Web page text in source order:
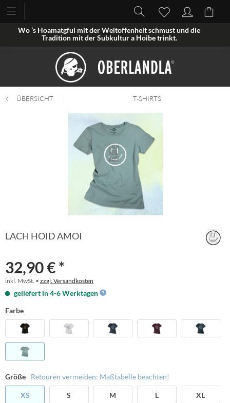
Wo ’s Hoamatgfui mit der Weltoffenheit schmust und die
Tradition mit der Subkultur a Hoibe trinkt.
ÜBERSICHT T-SHIRTS
LACH HOID AMOI
32,90 € *
inkl. MwSt. • zzgl. Versandkosten
geliefert in 4-6 Werktagen
Farbe
Größe Retouren vermeiden: Maßtabelle beachten!
XS S M L XL